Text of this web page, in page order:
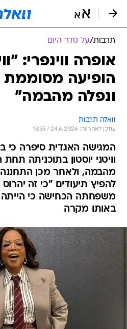
תרבות/על סדר היום
אופרה ווינפרי:
הופיעה מסוממת
ונפלה מהבמה"
וואלה תרבות
עודכן לאחרונה: 24.6.2026 / 15:55
וויטני יוסטון בתוכניתה
מהבמה, ולאחר מכן התחננה
להפיץ תיעודים "כי זה
משפחתה הכחישה כי
באותו מקרה